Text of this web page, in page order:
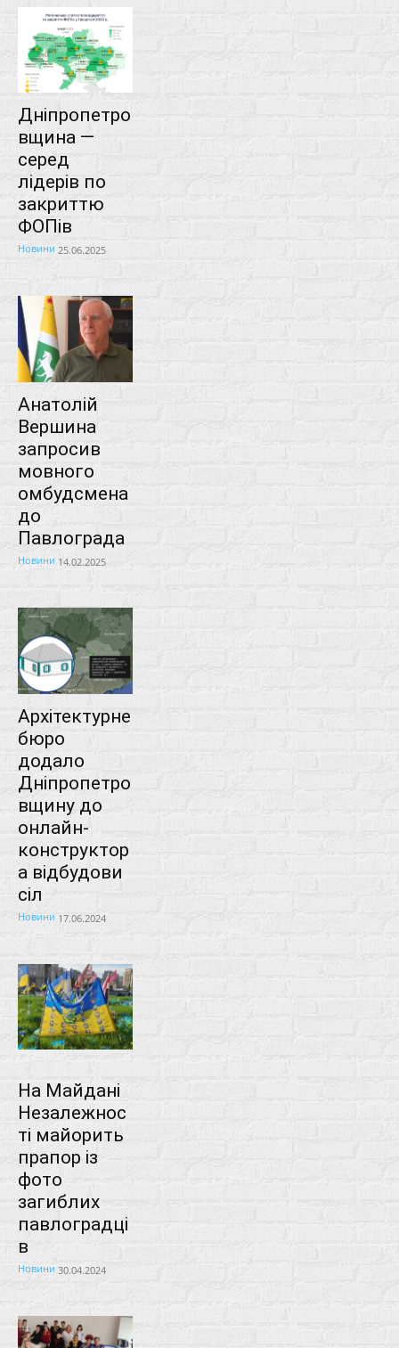
Дніпропетро
вщина ―
серед
лідерів по
закриттю
ФОПів
Новини 25.06.2025
Анатолій
Вершина
запросив
мовного
омбудсмена
до
Павлограда
Новини 14.02.2025
Архітектурне
бюро
додало
Дніпропетро
вщину до
онлайн-
конструктор
а відбудови
сіл
Новини 17.06.2024
На Майдані
Незалежнос
ті майорить
прапор із
фото
загиблих
павлоградці
в
Новини 30.04.2024